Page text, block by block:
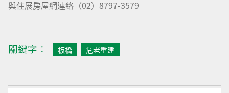
與住展房屋網連絡（02）8797-3579
關鍵字︰ 板橋 危老重建